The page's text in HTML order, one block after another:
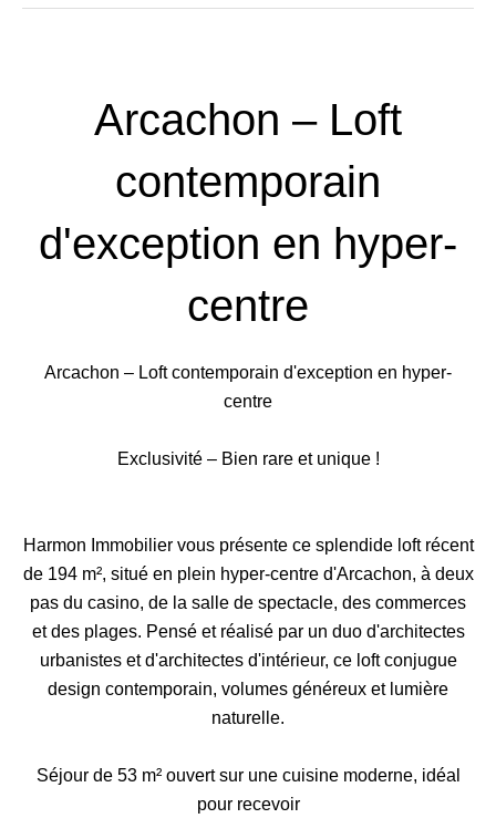
Arcachon – Loft
contemporain
d'exception en hyper-
centre
Arcachon – Loft contemporain d'exception en hyper-
centre
Exclusivité – Bien rare et unique !
Harmon Immobilier vous présente ce splendide loft récent
de 194 m², situé en plein hyper-centre d'Arcachon, à deux
pas du casino, de la salle de spectacle, des commerces
et des plages. Pensé et réalisé par un duo d'architectes
urbanistes et d'architectes d'intérieur, ce loft conjugue
design contemporain, volumes généreux et lumière
naturelle.
Séjour de 53 m² ouvert sur une cuisine moderne, idéal
pour recevoir